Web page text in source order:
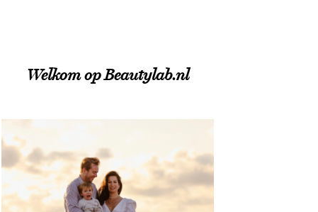
Welkom op Beautylab.nl